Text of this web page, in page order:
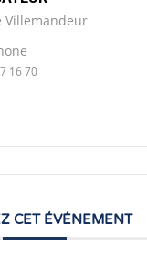
Villemandeur
16 70
CET ÉVÉNEMENT